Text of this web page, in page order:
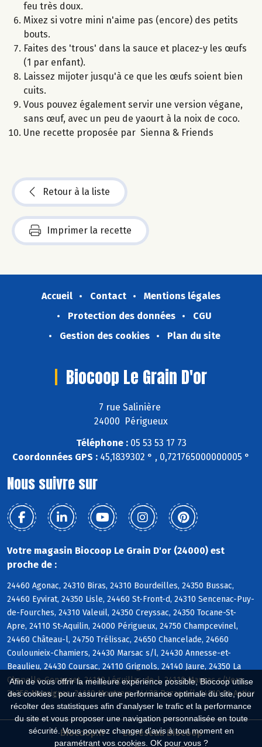
Afin de vous offrir la meilleure expérience possible, Biocoop utilise
des cookies : pour assurer une performance optimale du site, pour
récolter des statistiques afin d'analyser le trafic et la performance
du site et vous proposer une navigation personnalisée en toute
sécurité. Vous pouvez changer d'avis à tout moment en
paramétrant vos cookies. OK pour vous ?
feu très doux.
Mixez si votre mini n'aime pas (encore) des petits
bouts.
Faites des 'trous' dans la sauce et placez-y les œufs
(1 par enfant).
Laissez mijoter jusqu'à ce que les œufs soient bien
cuits.
Vous pouvez également servir une version végane,
sans œuf, avec un peu de yaourt à la noix de coco.
Une recette proposée par Sienna & Friends
Retour à la liste
Imprimer la recette
Accueil Contact
Mentions légales
Protection des données
CGU
Gestion des cookies
Plan du site
Biocoop Le Grain D'or
7 rue Salinière
24000 Périgueux
Téléphone :05 53 53 17 73
Coordonnées GPS : 45,1839302 ° , 0,721765000000005 °
Nous suivre sur
Votre magasin Biocoop Le Grain D'or (24000) est
proche de :
24460 Agonac, 24310 Biras, 24310 Bourdeilles, 24350 Bussac,
24460 Eyvirat, 24350 Lisle, 24460 St-Front-d, 24310 Sencenac-Puy-
de-Fourches, 24310 Valeuil, 24350 Creyssac, 24350 Tocane-St-
Apre, 24110 St-Aquilin, 24000 Périgueux, 24750 Champcevinel,
24460 Château-l, 24750 Trélissac, 24650 Chancelade, 24660
Coulounieix-Chamiers, 24430 Marsac s/l, 24430 Annesse-et-
Beaulieu, 24430 Coursac, 24110 Grignols, 24140 Jaure, 24350 La
Chapelle-Gonaguet, 24110 Léguillac-de-l, 24110 Manzac s/Vern,
24350 Mensignac, 24110 Montrem, 24430 Razac s/l, 24110 St-Astier
Biocoop.fr
Le réseau Biocoop